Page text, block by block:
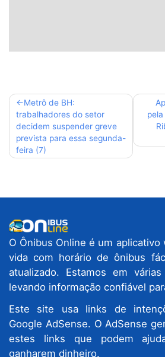
Navegação
de
Post
Metrô de BH:
trabalhadores do setor
decidem suspender greve
prevista para essa segunda-
feira (7)
O Ônibus Online é um
vida com horário de ônibus
atualizado. Estamos em
levando informação confiável
Este site usa links de
Google AdSense. O AdSense
estes links que podem
ganharem dinheiro.